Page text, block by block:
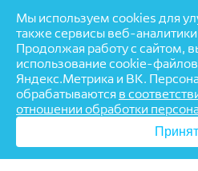
© 1997—2026 «Бобров» —
Разработка и поддержка
Partmedia
Мы используем cookies для
также сервисы веб-
Продолжая работу с сайтом,
использование cookie-
Яндекс.Метрика и ВК.
обрабатываются в
отношении обработки